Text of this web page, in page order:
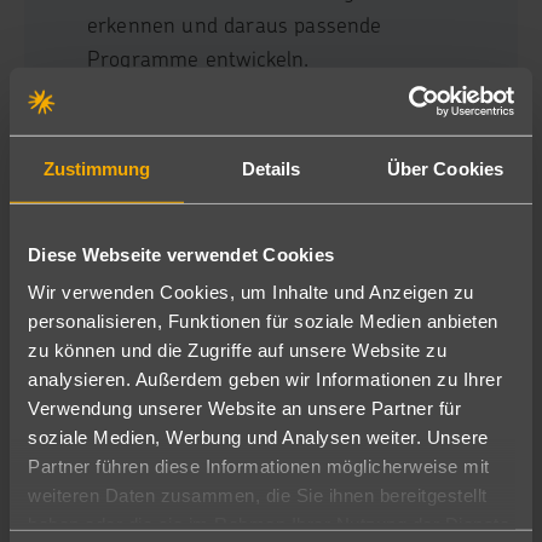
Zustimmung Details Über Cookies
Diese Webseite verwendet Cookies
Wir verwenden Cookies, um Inhalte und Anzeigen zu
personalisieren, Funktionen für soziale Medien anbieten
zu können und die Zugriffe auf unsere Website zu
analysieren. Außerdem geben wir Informationen zu Ihrer
Verwendung unserer Website an unsere Partner für
soziale Medien, Werbung und Analysen weiter. Unsere
Partner führen diese Informationen möglicherweise mit
weiteren Daten zusammen, die Sie ihnen bereitgestellt
erkennen und daraus passende
Programme entwickeln.
Trainingsformate, u.a. im Rahmen unserer
YoungTalent Academy.
Mitarbeitergesprächen durch geeignete
Trainings- und Entwicklungsformate für
Führungskräfte unterstützen.
An der Weiterentwicklung unseres
Onboardings mitwirken und wirkungsvolle
Maßnahmen für einen gelungenen Einstieg
neuer Mitarbeitender konzipieren und
umsetzen.
Talente entdecken und durch gezielte